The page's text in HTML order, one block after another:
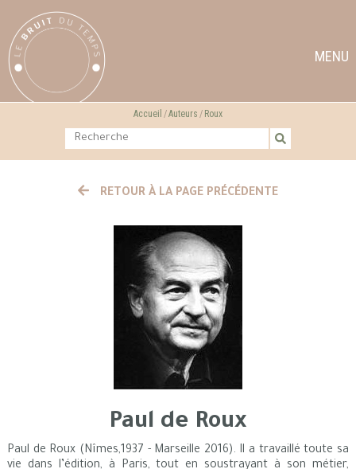
MENU
Accueil Auteurs Roux
RETOUR À LA PAGE PRÉCÉDENTE
Paul de Roux
Paul de Roux (Nîmes,1937 - Marseille 2016). Il a travaillé toute sa
vie dans l’édition, à Paris, tout en soustrayant à son métier,